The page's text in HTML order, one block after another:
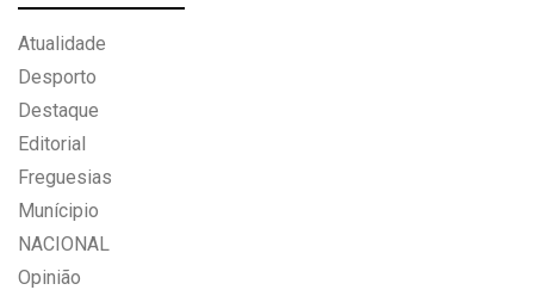
Atualidade
Desporto
Destaque
Editorial
Freguesias
Munícipio
NACIONAL
Opinião